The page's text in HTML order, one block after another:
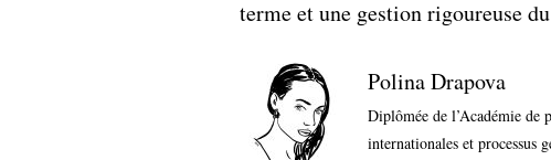
terme et une gestion rigoureuse
Polina Drapova
Diplômée de l’Académie
internationales et processus